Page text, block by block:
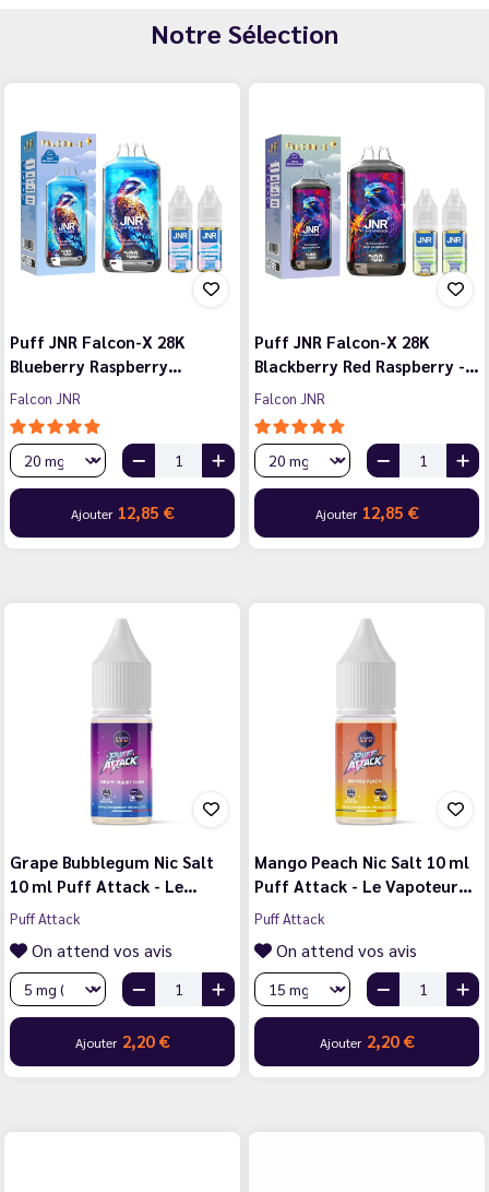
Notre Sélection
Puff JNR Falcon-X 28K
Blueberry Raspberry…
Falcon JNR
Ajouter 12,85 €
Puff JNR Falcon-X 28K
Blackberry Red Raspberry -…
Falcon JNR
Ajouter 12,85 €
Grape Bubblegum Nic Salt
10 ml Puff Attack - Le…
Puff Attack
On attend vos avis
Ajouter 2,20 €
Mango Peach Nic Salt 10 ml
Puff Attack - Le Vapoteur…
Puff Attack
On attend vos avis
Ajouter 2,20 €